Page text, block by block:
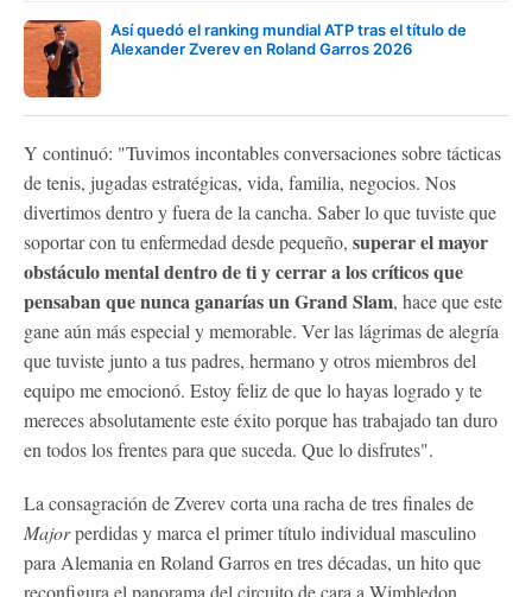
Así quedó el ranking mundial ATP tras el título de
Alexander Zverev en Roland Garros 2026
Y continuó: "Tuvimos incontables conversaciones sobre tácticas
de tenis, jugadas estratégicas, vida, familia, negocios. Nos
divertimos dentro y fuera de la cancha. Saber lo que tuviste que
soportar con tu enfermedad desde pequeño, superar el mayor
obstáculo mental dentro de ti y cerrar a los críticos que
pensaban que nunca ganarías un Grand Slam, hace que este
gane aún más especial y memorable. Ver las lágrimas de alegría
que tuviste junto a tus padres, hermano y otros miembros del
equipo me emocionó. Estoy feliz de que lo hayas logrado y te
mereces absolutamente este éxito porque has trabajado tan duro
en todos los frentes para que suceda. Que lo disfrutes".
La consagración de Zverev corta una racha de tres finales de
Majorperdidas y marca el primer título individual masculino
para Alemania en Roland Garros en tres décadas, un hito que
reconfigura el panorama del circuito de cara a Wimbledon.